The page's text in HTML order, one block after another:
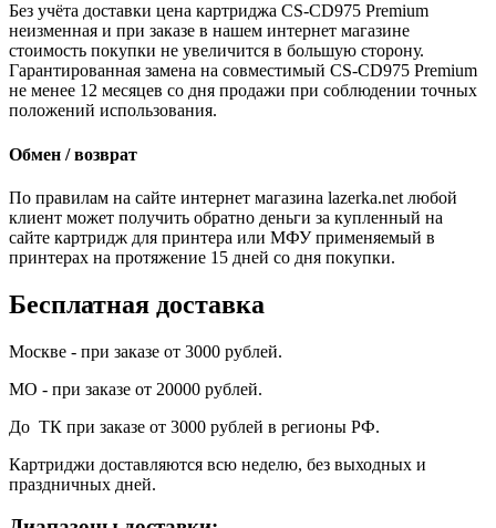
Без учёта доставки цена картриджа CS-CD975 Premium
неизменная и при заказе в нашем интернет магазине
стоимость покупки не увеличится в большую сторону.
Гарантированная замена на совместимый CS-CD975 Premium
не менее 12 месяцев со дня продажи при соблюдении точных
положений использования.
Обмен / возврат
По правилам на сайте интернет магазина lazerka.net любой
клиент может получить обратно деньги за купленный на
сайте картридж для принтера или МФУ применяемый в
принтерах на протяжение 15 дней со дня покупки.
Бесплатная доставка
Москве - при заказе от 3000 рублей.
МО - при заказе от 20000 рублей.
До ТК при заказе от 3000 рублей в регионы РФ.
Картриджи доставляются всю неделю, без выходных и
праздничных дней.